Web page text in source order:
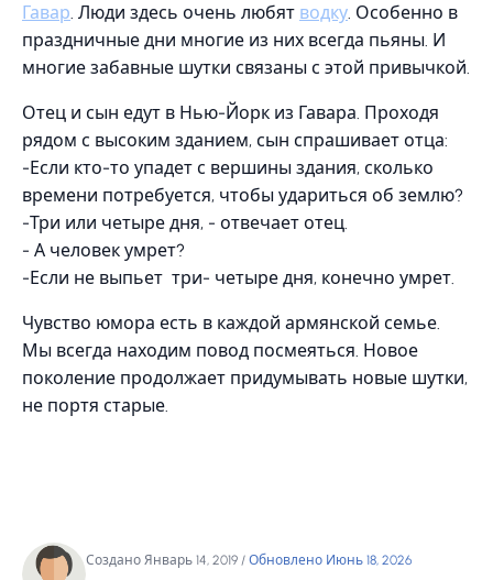
Гавар . Люди здесь очень любят водку . Особенно в
праздничные дни многие из них всегда пьяны. И
многие забавные шутки связаны с этой привычкой.
Отец и сын едут в Нью-Йорк из Гавара. Проходя
рядом с высоким зданием, сын спрашивает отца:
-Если кто-то упадет с вершины здания, сколько
времени потребуется, чтобы удариться об землю?
-Три или четыре дня, - отвечает отец.
- А человек умрет?
-Если не выпьет три- четыре дня, конечно умрет.
Чувство юмора есть в каждой армянской семье.
Мы всегда находим повод посмеяться. Новое
поколение продолжает придумывать новые шутки,
не портя старые.
Создано Январь 14, 2019 / Обновлено Июнь 18, 2026